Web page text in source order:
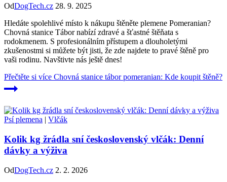
OdDogTech.cz 28. 9. 2025
Hledáte spolehlivé místo k nákupu štěněte plemene Pomeranian?
Chovná stanice Tábor nabízí zdravé a šťastné štěňata s
rodokmenem. S profesionálním přístupem a dlouholetými
zkušenostmi si můžete být jisti, že zde najdete to pravé štěně pro
vaši rodinu. Navštivte nás ještě dnes!
Přečtěte si více Chovná stanice tábor pomeranian: Kde koupit štěně?
Psí plemena | Vlčák
Kolik kg žrádla sní československý vlčák: Denní
dávky a výživa
OdDogTech.cz 2. 2. 2026